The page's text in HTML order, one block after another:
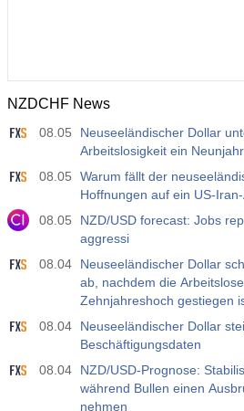
NZDCHF News
08.05
Neuseeländischer Dollar
Arbeitslosigkeit ein
08.05
Warum fällt der
Hoffnungen auf ein US-
08.05
NZD/USD forecast: Jobs
aggressi
08.04
Neuseeländischer Dollar
ab, nachdem die
Zehnjahreshoch gestiegen
08.04
Neuseeländischer Dollar
Beschäftigungsdaten
08.04
NZD/USD-Prognose:
während Bullen einen
nehmen